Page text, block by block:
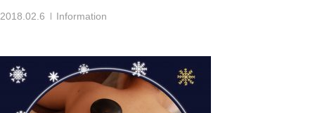
2018.02.6 Information